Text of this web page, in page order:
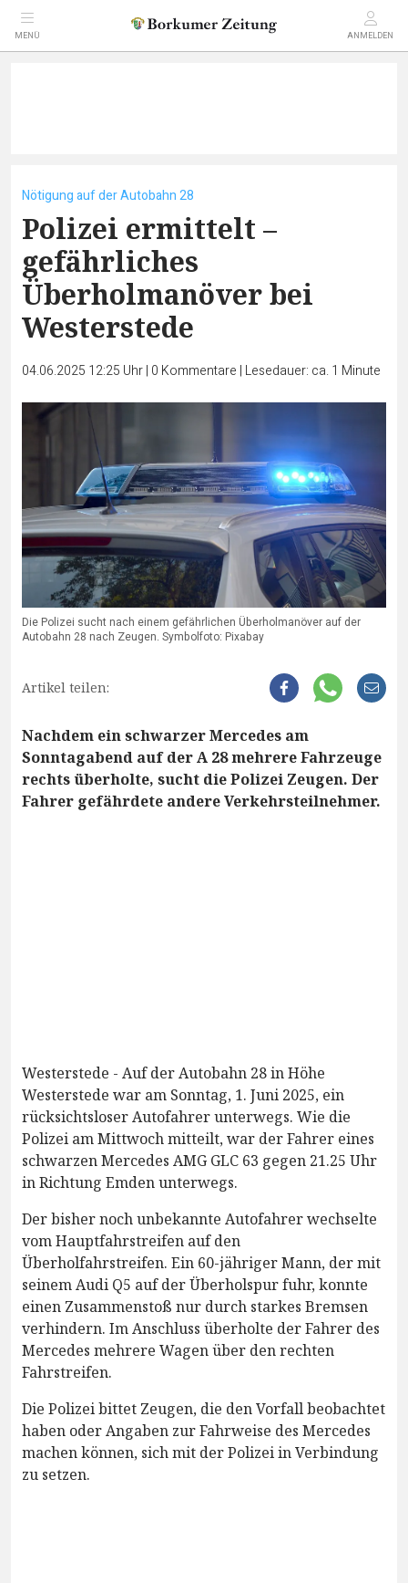
MENÜ ANMELDEN
Nötigung auf der Autobahn 28
Polizei ermittelt –
gefährliches
Überholmanöver bei
Westerstede
04.06.2025 12:25 Uhr| 0 Kommentare | Lesedauer: ca. 1 Minute
Die Polizei sucht nach einem gefährlichen Überholmanöver auf der
Autobahn 28 nach Zeugen. Symbolfoto: Pixabay
Artikel teilen:
Nachdem ein schwarzer Mercedes am
Sonntagabend auf der A 28 mehrere Fahrzeuge
rechts überholte, sucht die Polizei Zeugen. Der
Fahrer gefährdete andere Verkehrsteilnehmer.
Westerstede - Auf der Autobahn 28 in Höhe
Westerstede war am Sonntag, 1. Juni 2025, ein
rücksichtsloser Autofahrer unterwegs. Wie die
Polizei am Mittwoch mitteilt, war der Fahrer eines
schwarzen Mercedes AMG GLC 63 gegen 21.25 Uhr
in Richtung Emden unterwegs.
Der bisher noch unbekannte Autofahrer wechselte
vom Hauptfahrstreifen auf den
Überholfahrstreifen. Ein 60-jähriger Mann, der mit
seinem Audi Q5 auf der Überholspur fuhr, konnte
einen Zusammenstoß nur durch starkes Bremsen
verhindern. Im Anschluss überholte der Fahrer des
Mercedes mehrere Wagen über den rechten
Fahrstreifen.
Die Polizei bittet Zeugen, die den Vorfall beobachtet
haben oder Angaben zur Fahrweise des Mercedes
machen können, sich mit der Polizei in Verbindung
zu setzen.